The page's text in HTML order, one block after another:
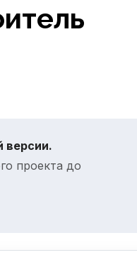
версии.
проекта до